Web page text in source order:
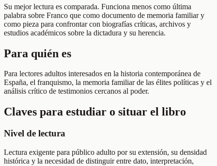
Su mejor lectura es comparada. Funciona menos como última
palabra sobre Franco que como documento de memoria familiar y
como pieza para confrontar con biografías críticas, archivos y
estudios académicos sobre la dictadura y su herencia.
Para quién es
Para lectores adultos interesados en la historia contemporánea de
España, el franquismo, la memoria familiar de las élites políticas y el
análisis crítico de testimonios cercanos al poder.
Claves para estudiar o situar el libro
Nivel de lectura
Lectura exigente para público adulto por su extensión, su densidad
histórica y la necesidad de distinguir entre dato, interpretación,